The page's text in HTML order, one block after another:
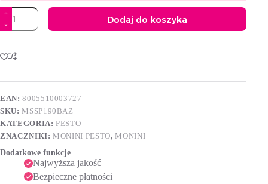
ilość
Pesto
genovese
Dodaj do koszyka
t
r
a
t
i
v
:
EAN:8005510003727
SKU:MSSP190BAZ
KATEGORIA:PESTO
ZNACZNIKI:MONINI PESTO,MONINI
Dodatkowe funkcje
Najwyższa jakość
Bezpieczne płatności